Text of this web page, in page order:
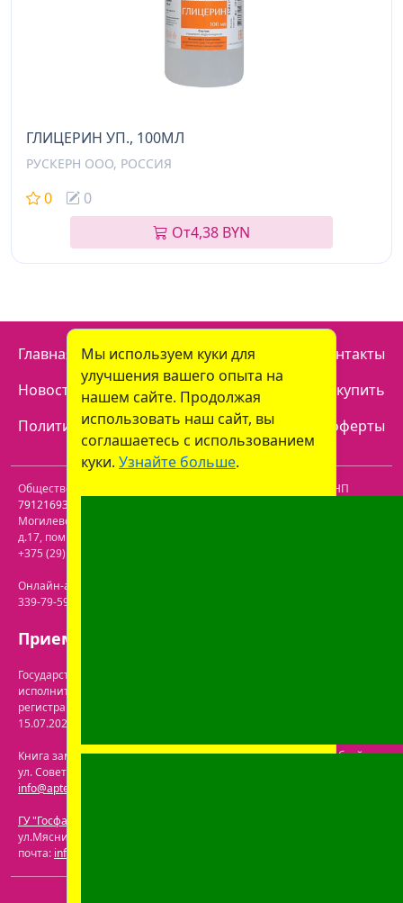
ГЛИЦЕРИН УП., 100МЛ
РУСКЕРН ООО, РОССИЯ
0
0
От4,38 BYN
Главная Отзывы Наши аптеки
Контакты
Новости
Доставка
Как купить
Политика конфиденциальности
Договор оферты
Общество с ограниченной ответственностью "Пролайф" УНП
791216930
Могилевская обл.
д.17, пом. 116
+375 (29) 613-08-30
Онлайн-аптека: г. Бобруйск, ул. Советская 40-3. Телефон: +375 (29)
339-79-59. Электронная почта:
Прием заказов: с 9:00 до 21:00.
Государственная регистрация осуществлена Бобруйским городским
исполнительным комитетом управления экономики. Дата и номер
регистрации интернет-магазина в торговом реестре: №722063 от
15.07.2024.
Книга замечаний и предложений находится по адресу: г. Бобруйск,
ул. Советская 40-3. Телефон: +375 (29) 339-79-59. Электронная почта:
info@aptekaonline.by
ГУ "Госфармнадзор"
ул.Мясникова, 32-2. Телефон: +375 (17) 271-25-75. Электронная
почта: info@gospharmnadzor.by
Мы используем куки для
улучшения вашего опыта на
нашем сайте. Продолжая
использовать наш сайт, вы
соглашаетесь с использованием
куки. Узнайте больше.